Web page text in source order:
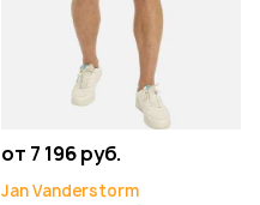
от 7 196 руб.
Jan Vanderstorm